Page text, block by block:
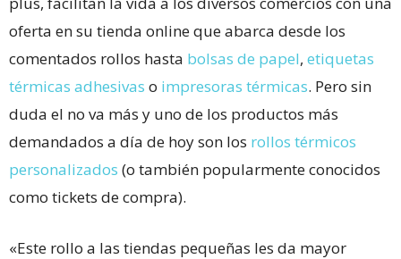
oferta en su tienda online que abarca desde los
comentados rollos hasta bolsas de papel, etiquetas
térmicas adhesivas o impresoras térmicas. Pero sin
duda el no va más y uno de los productos más
demandados a día de hoy son los rollos térmicos
personalizados (o también popularmente conocidos
como tickets de compra).
«Este rollo a las tiendas pequeñas les da mayor